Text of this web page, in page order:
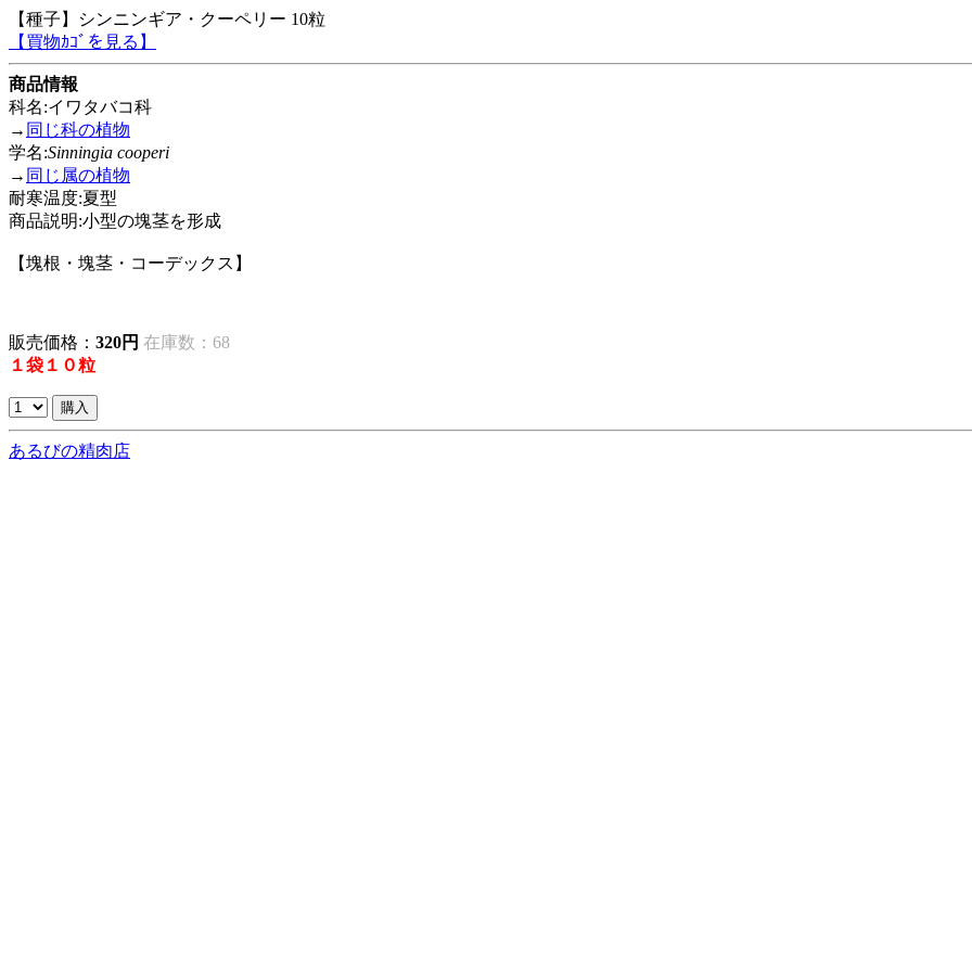
【種子】シンニンギア・クーペリー 10粒
【買物ｶｺﾞを見る】
商品情報
科名:イワタバコ科
→ 同じ科の植物
学名:Sinningia cooperi
→ 同じ属の植物
耐寒温度:夏型
商品説明:小型の塊茎を形成
【塊根・塊茎・コーデックス】
販売価格： 320円 在庫数：68
１袋１０粒
あるびの精肉店